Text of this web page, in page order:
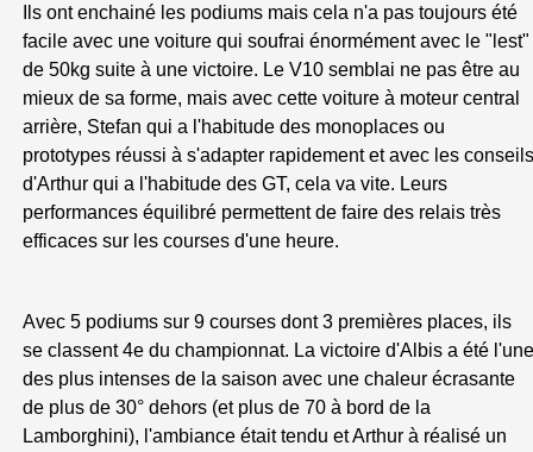
Ils ont enchainé les podiums mais cela n'a pas toujours été
facile avec une voiture qui soufrai énormément avec le "lest"
de 50kg suite à une victoire. Le V10 semblai ne pas être au
mieux de sa forme, mais avec cette voiture à moteur central
arrière, Stefan qui a l'habitude des monoplaces ou
prototypes réussi à s'adapter rapidement et avec les conseils
d'Arthur qui a l'habitude des GT, cela va vite. Leurs
performances équilibré permettent de faire des relais très
efficaces sur les courses d'une heure.
Avec 5 podiums sur 9 courses dont 3 premières places, ils
se classent 4e du championnat. La victoire d'Albis a été l'une
des plus intenses de la saison avec une chaleur écrasante
de plus de 30° dehors (et plus de 70 à bord de la
Lamborghini), l'ambiance était tendu et Arthur à réalisé un